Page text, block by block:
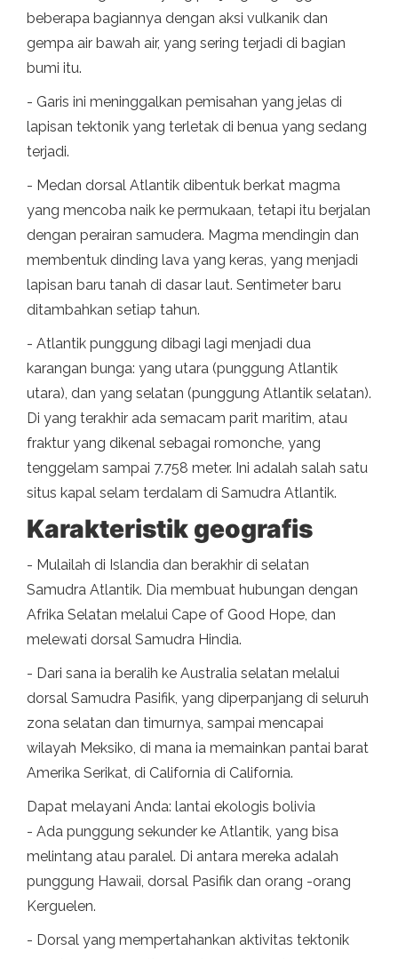
beberapa bagiannya dengan aksi vulkanik dan
gempa air bawah air, yang sering terjadi di bagian
bumi itu.
- Garis ini meninggalkan pemisahan yang jelas di
lapisan tektonik yang terletak di benua yang sedang
terjadi.
- Medan dorsal Atlantik dibentuk berkat magma
yang mencoba naik ke permukaan, tetapi itu berjalan
dengan perairan samudera. Magma mendingin dan
membentuk dinding lava yang keras, yang menjadi
lapisan baru tanah di dasar laut. Sentimeter baru
ditambahkan setiap tahun.
- Atlantik punggung dibagi lagi menjadi dua
karangan bunga: yang utara (punggung Atlantik
utara), dan yang selatan (punggung Atlantik selatan).
Di yang terakhir ada semacam parit maritim, atau
fraktur yang dikenal sebagai romonche, yang
tenggelam sampai 7.758 meter. Ini adalah salah satu
situs kapal selam terdalam di Samudra Atlantik.
Karakteristik geografis
- Mulailah di Islandia dan berakhir di selatan
Samudra Atlantik. Dia membuat hubungan dengan
Afrika Selatan melalui Cape of Good Hope, dan
melewati dorsal Samudra Hindia.
- Dari sana ia beralih ke Australia selatan melalui
dorsal Samudra Pasifik, yang diperpanjang di seluruh
zona selatan dan timurnya, sampai mencapai
wilayah Meksiko, di mana ia memainkan pantai barat
Amerika Serikat, di California di California.
Dapat melayani Anda: lantai ekologis bolivia
- Ada punggung sekunder ke Atlantik, yang bisa
melintang atau paralel. Di antara mereka adalah
punggung Hawaii, dorsal Pasifik dan orang -orang
Kerguelen.
- Dorsal yang mempertahankan aktivitas tektonik